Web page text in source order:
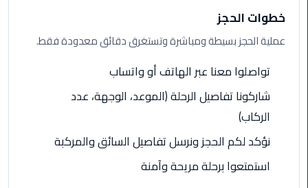
ليموزين
الاسكندريه
ليموزين
المطار
ليموزين
الأحمر
خطوات الحجز
عملية الحجز بسيطة ومباشرة وتستغرق دقائق معدودة فقط.
تواصلوا معنا عبر الهاتف أو واتساب
شاركونا تفاصيل الرحلة (الموعد، الوجهة، عدد
الركاب)
نؤكد لكم الحجز ونرسل تفاصيل السائق والمركبة
استمتعوا برحلة مريحة وآمنة